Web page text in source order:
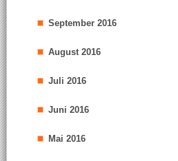
September 2016
August 2016
Juli 2016
Juni 2016
Mai 2016